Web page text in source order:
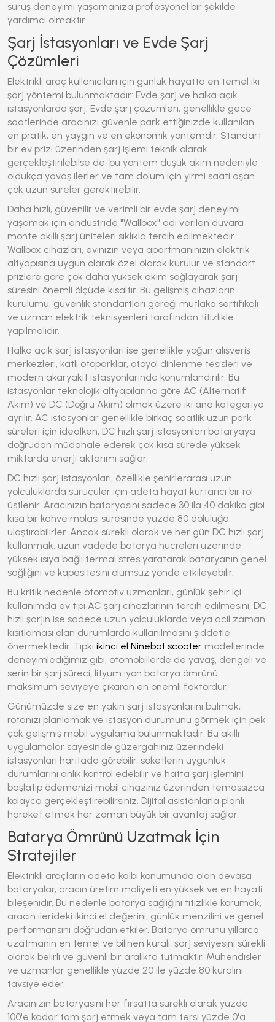
sürüş deneyimi yaşamanıza profesyonel bir şekilde
yardımcı olmaktır.
Şarj İstasyonları ve Evde Şarj
Çözümleri
Elektrikli araç kullanıcıları için günlük hayatta en temel iki
şarj yöntemi bulunmaktadır: Evde şarj ve halka açık
istasyonlarda şarj. Evde şarj çözümleri, genellikle gece
saatlerinde aracınızı güvenle park ettiğinizde kullanılan
en pratik, en yaygın ve en ekonomik yöntemdir. Standart
bir ev prizi üzerinden şarj işlemi teknik olarak
gerçekleştirilebilse de, bu yöntem düşük akım nedeniyle
oldukça yavaş ilerler ve tam dolum için yirmi saati aşan
çok uzun süreler gerektirebilir.
Daha hızlı, güvenilir ve verimli bir evde şarj deneyimi
yaşamak için endüstride "Wallbox" adı verilen duvara
monte akıllı şarj üniteleri sıklıkla tercih edilmektedir.
Wallbox cihazları, evinizin veya apartmanınızın elektrik
altyapısına uygun olarak özel olarak kurulur ve standart
prizlere göre çok daha yüksek akım sağlayarak şarj
süresini önemli ölçüde kısaltır. Bu gelişmiş cihazların
kurulumu, güvenlik standartları gereği mutlaka sertifikalı
ve uzman elektrik teknisyenleri tarafından titizlikle
yapılmalıdır.
Halka açık şarj istasyonları ise genellikle yoğun alışveriş
merkezleri, katlı otoparklar, otoyol dinlenme tesisleri ve
modern akaryakıt istasyonlarında konumlandırılır. Bu
istasyonlar teknolojik altyapılarına göre AC (Alternatif
Akım) ve DC (Doğru Akım) olmak üzere iki ana kategoriye
ayrılır. AC istasyonlar genellikle birkaç saatlik uzun park
süreleri için idealken, DC hızlı şarj istasyonları bataryaya
doğrudan müdahale ederek çok kısa sürede yüksek
miktarda enerji aktarımı sağlar.
DC hızlı şarj istasyonları, özellikle şehirlerarası uzun
yolculuklarda sürücüler için adeta hayat kurtarıcı bir rol
üstlenir. Aracınızın bataryasını sadece 30 ila 40 dakika gibi
kısa bir kahve molası süresinde yüzde 80 doluluğa
ulaştırabilirler. Ancak sürekli olarak ve her gün DC hızlı şarj
kullanmak, uzun vadede batarya hücreleri üzerinde
yüksek ısıya bağlı termal stres yaratarak bataryanın genel
sağlığını ve kapasitesini olumsuz yönde etkileyebilir.
Bu kritik nedenle otomotiv uzmanları, günlük şehir içi
kullanımda ev tipi AC şarj cihazlarının tercih edilmesini, DC
hızlı şarjın ise sadece uzun yolculuklarda veya acil zaman
kısıtlaması olan durumlarda kullanılmasını şiddetle
önermektedir. Tıpkı ikinci el Ninebot scooter modellerinde
deneyimlediğimiz gibi, otomobillerde de yavaş, dengeli ve
serin bir şarj süreci, lityum iyon batarya ömrünü
maksimum seviyeye çıkaran en önemli faktördür.
Günümüzde size en yakın şarj istasyonlarını bulmak,
rotanızı planlamak ve istasyon durumunu görmek için pek
çok gelişmiş mobil uygulama bulunmaktadır. Bu akıllı
uygulamalar sayesinde güzergahınız üzerindeki
istasyonları haritada görebilir, soketlerin uygunluk
durumlarını anlık kontrol edebilir ve hatta şarj işlemini
başlatıp ödemenizi mobil cihazınız üzerinden temassızca
kolayca gerçekleştirebilirsiniz. Dijital asistanlarla planlı
hareket etmek her zaman büyük bir avantaj sağlar.
Batarya Ömrünü Uzatmak İçin
Stratejiler
Elektrikli araçların adeta kalbi konumunda olan devasa
bataryalar, aracın üretim maliyeti en yüksek ve en hayati
bileşenidir. Bu nedenle batarya sağlığını titizlikle korumak,
aracın ilerideki ikinci el değerini, günlük menzilini ve genel
performansını doğrudan etkiler. Batarya ömrünü yıllarca
uzatmanın en temel ve bilinen kuralı, şarj seviyesini sürekli
olarak belirli ve güvenli bir aralıkta tutmaktır. Mühendisler
ve uzmanlar genellikle yüzde 20 ile yüzde 80 kuralını
tavsiye eder.
Aracınızın bataryasını her fırsatta sürekli olarak yüzde
100'e kadar tam şarj etmek veya tam tersi yüzde 0'a